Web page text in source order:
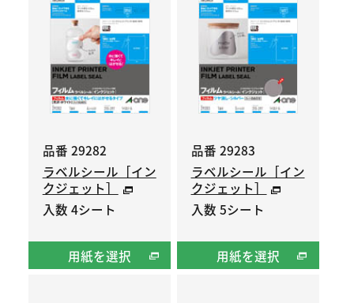
品番 29282
ラベルシール［イン
クジェット］
入数 4シート
用紙を選択
品番 29283
ラベルシール［イン
クジェット］
入数 5シート
用紙を選択